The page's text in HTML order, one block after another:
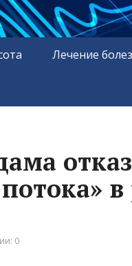
Лечение
0